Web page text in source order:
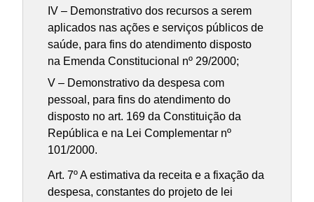
IV – Demonstrativo dos recursos a serem
aplicados nas ações e serviços públicos de
saúde, para fins do atendimento disposto
na Emenda Constitucional nº 29/2000;
V – Demonstrativo da despesa com
pessoal, para fins do atendimento do
disposto no art. 169 da Constituição da
República e na Lei Complementar nº
101/2000.
Art. 7º A estimativa da receita e a fixação da
despesa, constantes do projeto de lei